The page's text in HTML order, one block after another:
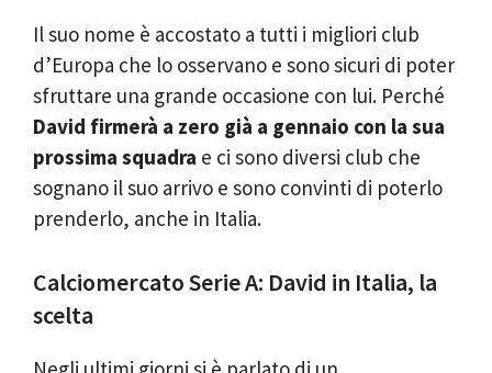
Il suo nome è accostato a tutti i migliori club
d’Europa che lo osservano e sono sicuri di poter
sfruttare una grande occasione con lui. Perché
David firmerà a zero già a gennaio con la sua
prossima squadra e ci sono diversi club che
sognano il suo arrivo e sono convinti di poterlo
prenderlo, anche in Italia.
Calciomercato Serie A: David in Italia, la
scelta